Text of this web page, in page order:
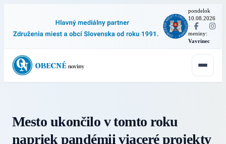
pondelok
10.08.2026
·
meniny:
Vavrinec
Mesto ukončilo v tomto roku
napriek pandémii viaceré projekty